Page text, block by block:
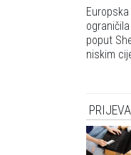
poput
niskim